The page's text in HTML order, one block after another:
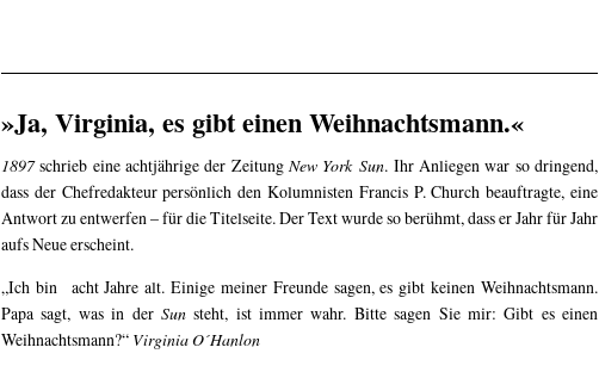
»Ja, Virginia, es gibt einen Weihnachtsmann.«
1897schrieb eine achtjährige der Zeitung New York Sun. Ihr Anliegen war so dringend,
dass der Chefredakteur persönlich den Kolumnisten Francis P. Church beauftragte, eine
Antwort zu entwerfen – für die Titelseite. Der Text wurde so berühmt, dass er Jahr für Jahr
aufs Neue erscheint.
„Ich bin acht Jahre alt. Einige meiner Freunde sagen, es gibt keinen Weihnachtsmann.
Papa sagt, was in der Sunsteht, ist immer wahr. Bitte sagen Sie mir: Gibt es einen
Weihnachtsmann?“ Virginia O´Hanlon